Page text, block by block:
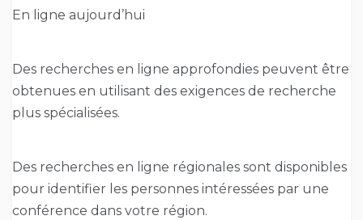
En ligne aujourd’hui
Des recherches en ligne approfondies peuvent être
obtenues en utilisant des exigences de recherche
plus spécialisées.
Des recherches en ligne régionales sont disponibles
pour identifier les personnes intéressées par une
conférence dans votre région.